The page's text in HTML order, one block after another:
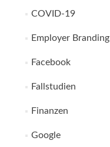
COVID-19
Employer Branding
Facebook
Fallstudien
Finanzen
Google